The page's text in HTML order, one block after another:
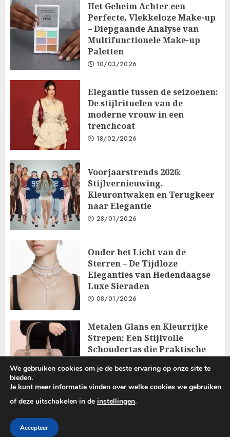
Het Geheim Achter een
Perfecte, Vlekkeloze Make-up
– Diepgaande Analyse van
Multifunctionele Make-up
Paletten
10/03/2026
Elegantie tussen de seizoenen:
De stijlrituelen van de
moderne vrouw in een
trenchcoat
18/02/2026
Voorjaarstrends 2026:
Stijlvernieuwing,
Kleurontwaken en Terugkeer
naar Elegantie
28/01/2026
Onder het Licht van de
Sterren – De Tijdloze
Eleganties van Hedendaagse
Luxe Sieraden
08/01/2026
Metalen Glans en Kleurrijke
Strepen: Een Stijlvolle
Schoudertas die Praktische
met Elegantie
18/12/2025
Copyright © 2025 All rights reserved.
We gebruiken cookies om je de beste ervaring op onze site te
bieden.
Je kunt meer informatie vinden over welke cookies we gebruiken
of deze uitschakelen in de instellingen.
Accepteer